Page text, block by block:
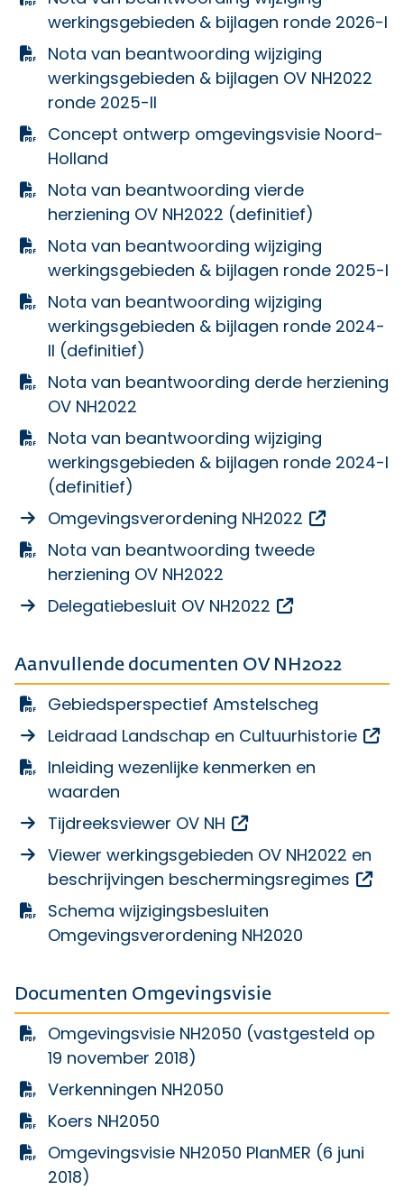
werkingsgebieden & bijlagen ronde 2026-I
Nota van beantwoording wijziging
werkingsgebieden & bijlagen OV NH2022
ronde 2025-II
Concept ontwerp omgevingsvisie Noord-
Holland
Nota van beantwoording vierde
herziening OV NH2022 (definitief)
Nota van beantwoording wijziging
werkingsgebieden & bijlagen ronde 2025-I
Nota van beantwoording wijziging
werkingsgebieden & bijlagen ronde 2024-
II (definitief)
Nota van beantwoording derde herziening
OV NH2022
Nota van beantwoording wijziging
werkingsgebieden & bijlagen ronde 2024-I
(definitief)
Omgevingsverordening NH2022
Nota van beantwoording tweede
herziening OV NH2022
Delegatiebesluit OV NH2022
Aanvullende documenten OV NH2022
Gebiedsperspectief Amstelscheg
Leidraad Landschap en Cultuurhistorie
Inleiding wezenlijke kenmerken en
waarden
Tijdreeksviewer OV NH
Viewer werkingsgebieden OV NH2022 en
beschrijvingen beschermingsregimes
Schema wijzigingsbesluiten
Omgevingsverordening NH2020
Documenten Omgevingsvisie
Omgevingsvisie NH2050 (vastgesteld op
19 november 2018)
Verkenningen NH2050
Koers NH2050
Omgevingsvisie NH2050 PlanMER (6 juni
2018)